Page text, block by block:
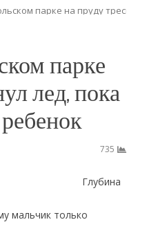
парке на пруду треснул
парке
лед, пока
735
Глубина
мальчик только